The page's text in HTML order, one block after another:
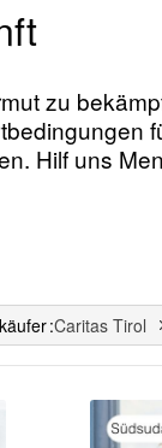
zu
Hilf uns
Caritas Tirol